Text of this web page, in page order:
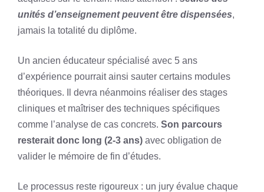
unités d’enseignement peuvent être dispensées,
jamais la totalité du diplôme.
Un ancien éducateur spécialisé avec 5 ans
d’expérience pourrait ainsi sauter certains modules
théoriques. Il devra néanmoins réaliser des stages
cliniques et maîtriser des techniques spécifiques
comme l’analyse de cas concrets. Son parcours
resterait donc long (2-3 ans) avec obligation de
valider le mémoire de fin d’études.
Le processus reste rigoureux : un jury évalue chaque